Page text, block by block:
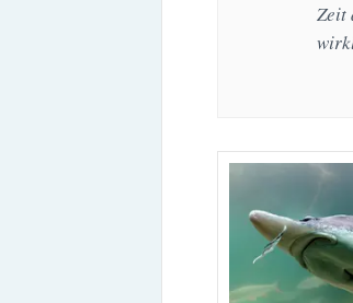
Zeit